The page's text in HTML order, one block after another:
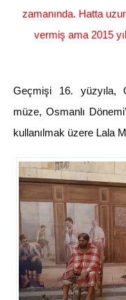
zamanında. Hatta
vermiş ama 2015
Geçmişi 16. yüzyıla,
müze, Osmanlı
kullanılmak üzere Lala